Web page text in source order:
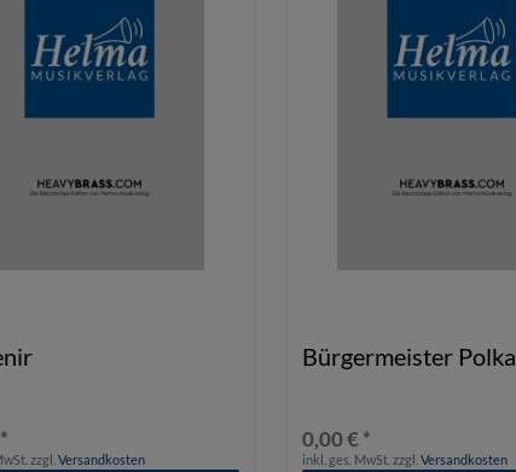
zzgl.Versandkosten
Bürgermeister Polka
0,00 € *
inkl. ges. MwSt. zzgl.Versandkosten